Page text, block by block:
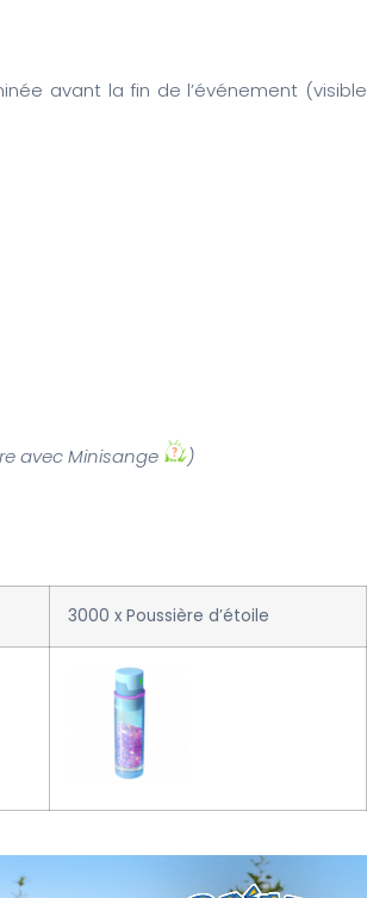
avant la fin de l’événement (visible
avec Minisange
)
3000 x Poussière d’étoile